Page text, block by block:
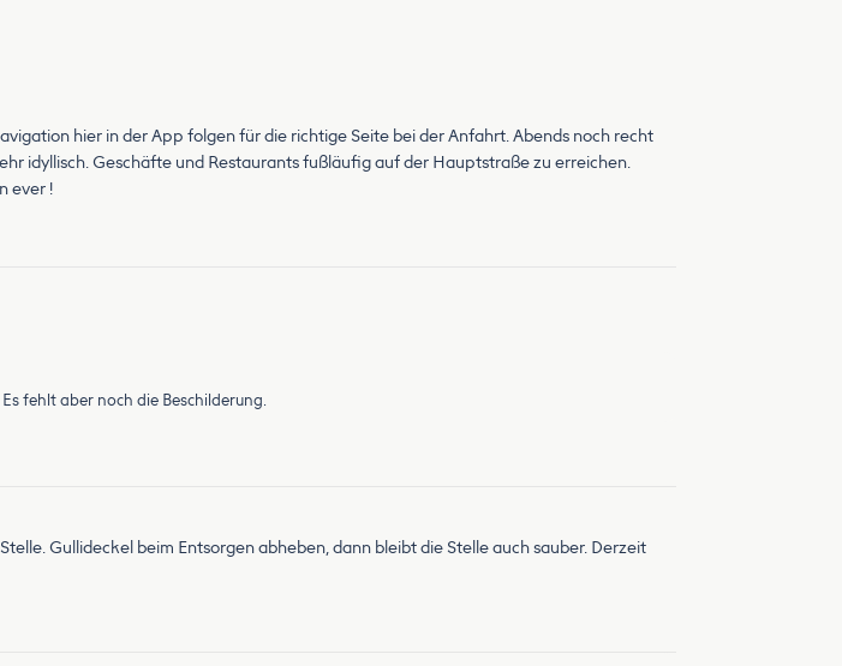
hier in der App folgen für die richtige Seite bei der Anfahrt. Abends noch recht
idyllisch. Geschäfte und Restaurants fußläufig auf der Hauptstraße zu erreichen.
ever !
fehlt aber noch die Beschilderung.
Gullideckel beim Entsorgen abheben, dann bleibt die Stelle auch sauber. Derzeit